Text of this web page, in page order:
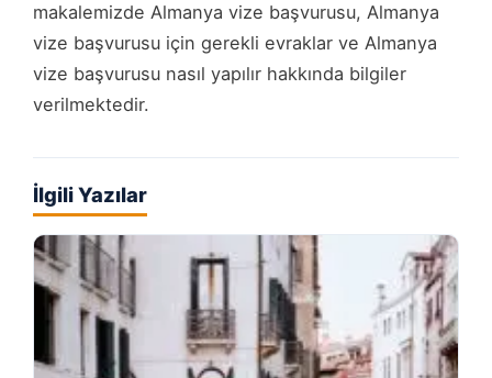
makalemizde Almanya vize başvurusu, Almanya
vize başvurusu için gerekli evraklar ve Almanya
vize başvurusu nasıl yapılır hakkında bilgiler
verilmektedir.
İlgili Yazılar